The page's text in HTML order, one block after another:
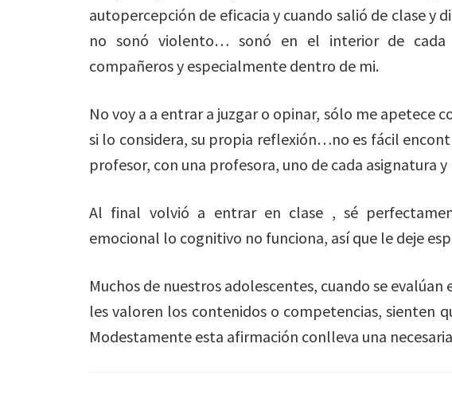
autopercepción de eficacia y cuando salió de clase y
no sonó violento… sonó en el interior de
compañeros y especialmente dentro de mi.
No voy a a entrar a juzgar o opinar, sólo me apetece
si lo considera, su propia reflexión…no es fácil
profesor, con una profesora, uno de cada asignatura
Al final volvió a entrar en clase , sé
emocional lo cognitivo no funciona, así que le deje
Muchos de nuestros adolescentes, cuando se evalúan
les valoren los contenidos o competencias, sienten
Modestamente esta afirmación conlleva una